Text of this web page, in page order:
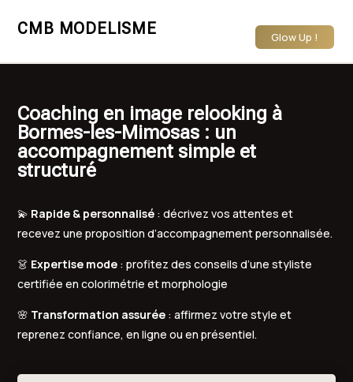
CMB MODELISME Glow Up !
Coaching en image relooking à
Bormes-les-Mimosas : un
accompagnement simple et
structuré
💫 Rapide & personnalisé : décrivez vos attentes et
recevez une proposition d’accompagnement personnalisée.
👗 Expertise mode : profitez des conseils d’une styliste
certifiée en colorimétrie et morphologie
🌸 Transformation assurée : affirmez votre style et
reprenez confiance, en ligne ou en présentiel.